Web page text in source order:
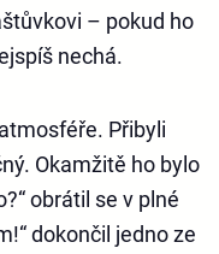
– pokud ho
nechá.
Přibyli
Okamžitě ho bylo
obrátil se v plné
dokončil jedno ze